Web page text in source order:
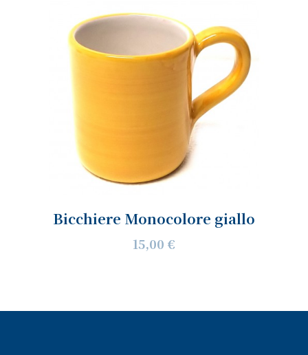
Bicchiere Monocolore giallo
15,00 €